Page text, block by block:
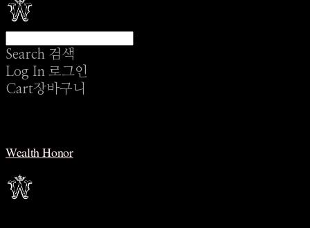
Search 검색
Log In 로그인
Cart장바구니
Wealth Honor